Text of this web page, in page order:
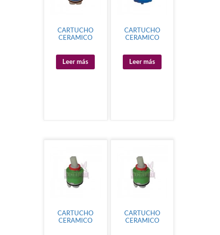
CARTUCHO
CERAMICO
Leer más
CARTUCHO
CERAMICO
Leer más
CARTUCHO
CERAMICO
CARTUCHO
CERAMICO